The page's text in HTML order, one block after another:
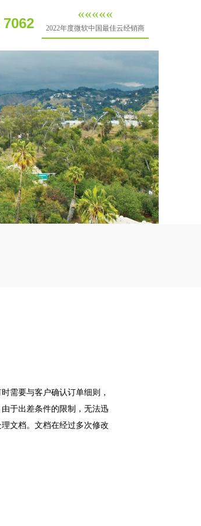
«««««
2022年度微软中国最佳云经销商
需要与客户确认订单细则，
于出差条件的限制，无法迅
文档。文档在经过多次修改